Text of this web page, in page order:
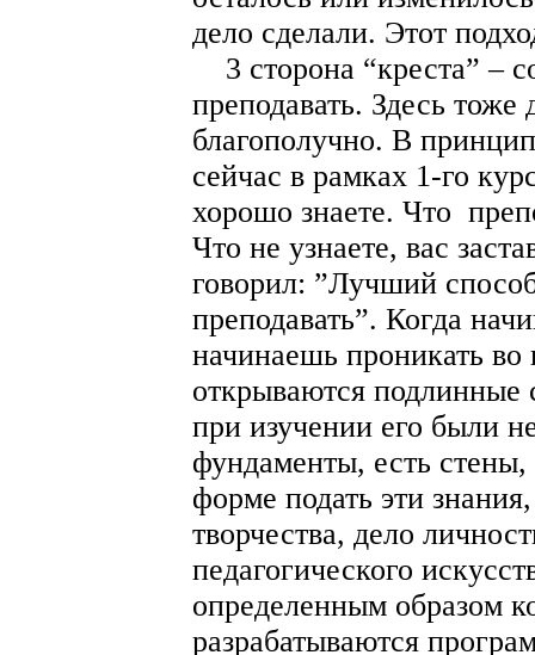
дело сделали. Этот
3 сторона “креста” –
преподавать. Здесь тоже
благополучно. В
сейчас в рамках 1-го
хорошо знаете. Что
Что не узнаете, вас
говорил: ”Лучший
преподавать”. Когда
начинаешь проникать во
открываются
при изучении его были
фундаменты, есть стены,
форме подать эти
творчества, дело
педагогического
определенным образом
разрабатываются